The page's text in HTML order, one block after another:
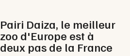
Pairi Daiza, le meilleur
zoo d'Europe est à
deux pas de la France